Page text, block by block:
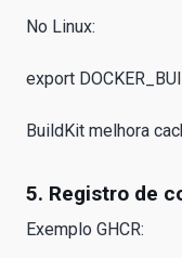
No Linux:
export
BuildKit melhora
5. Registro de
Exemplo GHCR: